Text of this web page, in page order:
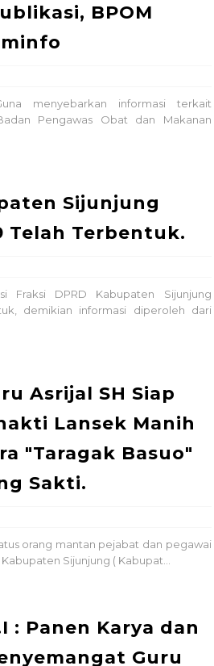
BPOM
menyebarkan informasi terkait
Pengawas Obat dan Makanan
Sijunjung
Telah Terbentuk.
Fraksi DPRD Kabupaten Sijunjung
demikian informasi diperoleh dari
Asrijal SH Siap
Lansek Manih
"Taragak Basuo"
Sakti.
orang mantan pejabat dan pegawai
Sijunjung ( Kabupat...
: Panen Karya dan
Guru
SERUAN LEMBAGA &